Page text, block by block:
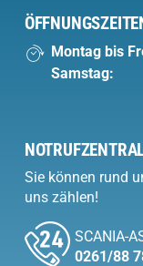
Montag bis
Samstag:
Sie können rund
uns zählen!
SCANIA-
0261/88